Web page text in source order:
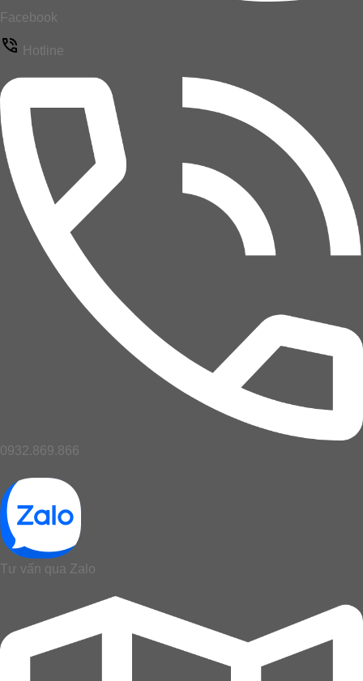
Facebook
Hotline
0932.869.866
Tư vấn qua Zalo